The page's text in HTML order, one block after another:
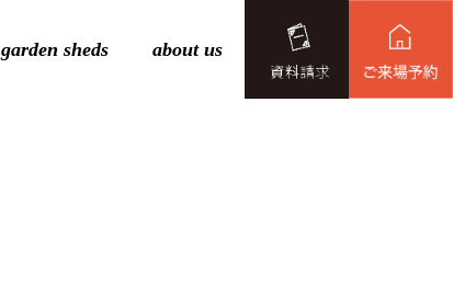
garden sheds about us